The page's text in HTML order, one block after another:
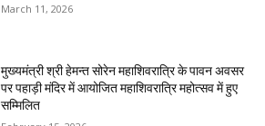
March 11, 2026
मुख्यमंत्री श्री हेमन्त सोरेन महाशिवरात्रि के पावन अवसर
पर पहाड़ी मंदिर में आयोजित महाशिवरात्रि महोत्सव में हुए
सम्मिलित